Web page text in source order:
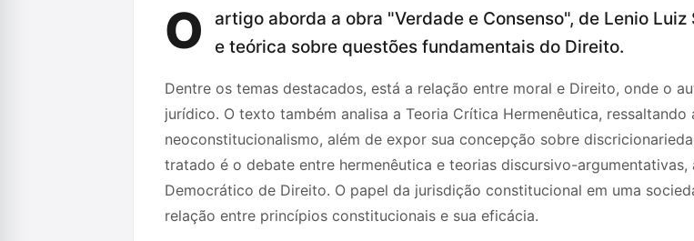
O
artigo aborda a obra "Verdade e Consenso", de Lenio
e teórica sobre questões fundamentais do Direito.
Dentre os temas destacados, está a relação entre moral e Direito, onde o
jurídico. O texto também analisa a Teoria Crítica Hermenêutica,
neoconstitucionalismo, além de expor sua concepção sobre
tratado é o debate entre hermenêutica e teorias discursivo-
Democrático de Direito. O papel da jurisdição constitucional em uma
relação entre princípios constitucionais e sua eficácia.